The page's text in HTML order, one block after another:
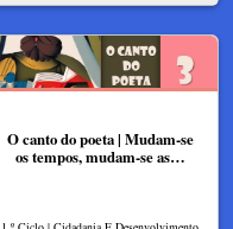
O canto do poeta | Mudam-se
os tempos, mudam-se as…